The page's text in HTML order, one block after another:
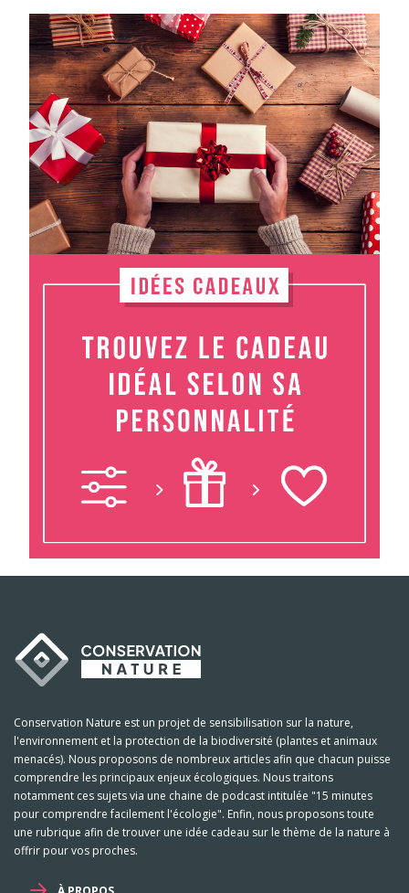
Conservation Nature est un projet de sensibilisation sur la nature,
l'environnement et la protection de la biodiversité (plantes et animaux
menacés). Nous proposons de nombreux articles afin que chacun puisse
comprendre les principaux enjeux écologiques. Nous traitons
notamment ces sujets via une chaine de podcast intitulée "15 minutes
pour comprendre facilement l'écologie". Enfin, nous proposons toute
une rubrique afin de trouver une idée cadeau sur le thème de la nature à
offrir pour vos proches.